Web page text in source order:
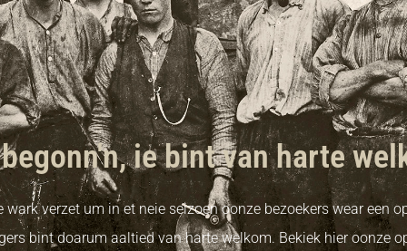
ie bint van harte
verzet um in et neie seizoen oonze bezoekers wear een
bint doarum aaltied van harte welkom. Bekiek hier oonze